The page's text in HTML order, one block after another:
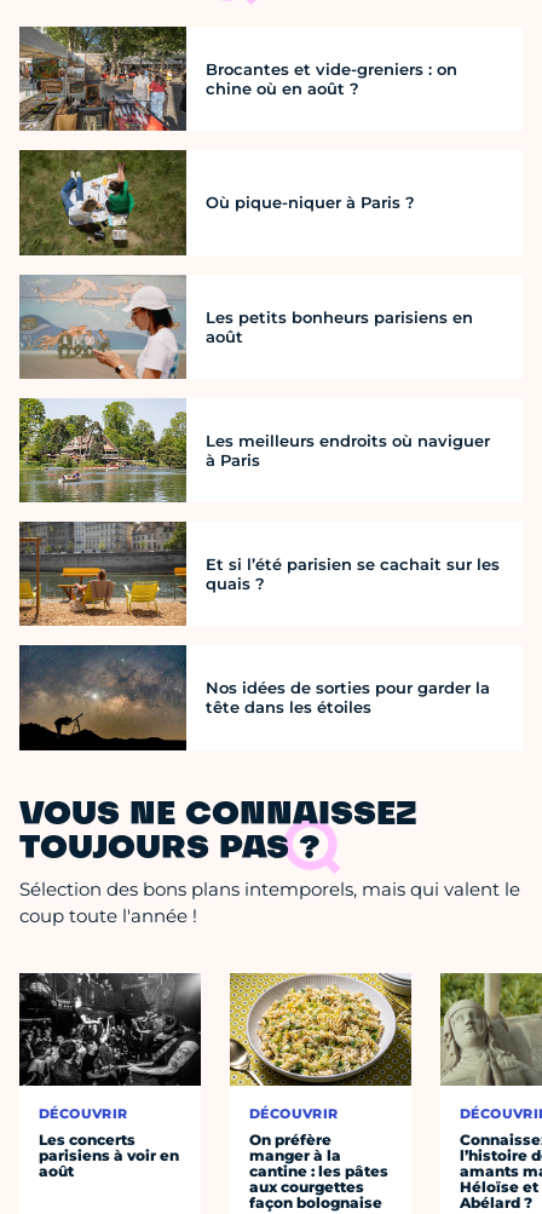
Brocantes et vide-greniers : on
chine où en août ?
Où pique-niquer à Paris ?
Les petits bonheurs parisiens en
août
Les meilleurs endroits où naviguer
à Paris
Et si l’été parisien se cachait sur les
quais ?
Nos idées de sorties pour garder la
tête dans les étoiles
VOUS NE CONNAISSEZ
TOUJOURS PAS ?
Sélection des bons plans intemporels, mais qui valent le
coup toute l'année !
DÉCOUVRIR
Les concerts
parisiens à voir en
août
DÉCOUVRIR
On préfère
manger à la
cantine : les pâtes
aux courgettes
façon bolognaise
l’histoire
amants
Héloïse et
Abélard ?